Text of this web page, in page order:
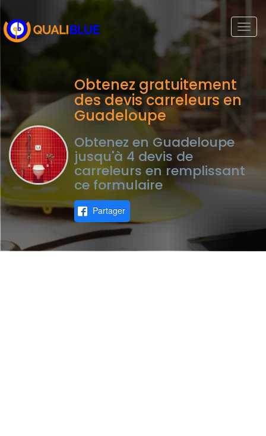
Obtenez gratuitement
des devis carreleurs en
Guadeloupe
Obtenez en Guadeloupe
jusqu'à 4 devis de
carreleurs en remplissant
ce formulaire
Partager